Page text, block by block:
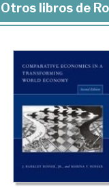
Otros libros de